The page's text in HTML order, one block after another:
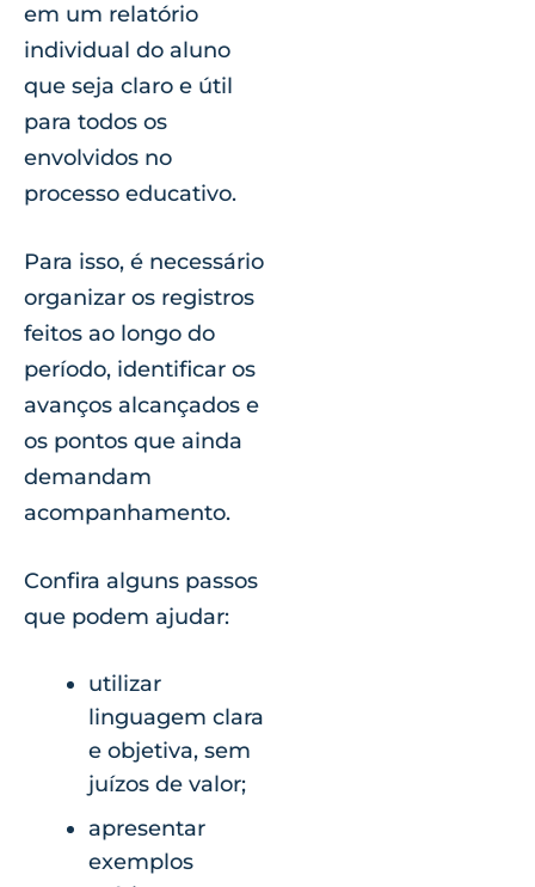
em um relatório
individual do aluno
que seja claro e útil
para todos os
envolvidos no
processo educativo.
Para isso, é necessário
organizar os registros
feitos ao longo do
período, identificar os
avanços alcançados e
os pontos que ainda
demandam
acompanhamento.
Confira alguns passos
que podem ajudar:
utilizar
linguagem clara
e objetiva, sem
juízos de valor;
apresentar
exemplos